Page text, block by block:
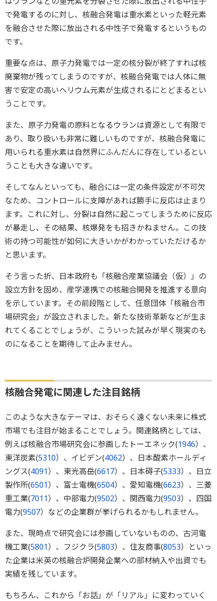
で発電するのに対し、核融合発電は重水素といった軽元素
を融合させた際に放出される中性子で発電するというもの
です。
重要な点は、原子力発電では一定の核分裂が終了すれば核
廃棄物が残ってしまうのですが、核融合発電では人体に無
害で安定の高いヘリウム元素が生成されるにとどまるとい
うことです。
また、原子力発電の原料となるウランは資源として有限で
あり、取り扱いも非常に難しいものですが、核融合発電に
用いられる重水素は自然界にふんだんに存在しているとい
うことも大きな違いです。
そしてなんといっても、融合には一定の条件設定が不可欠
なため、コントロールに支障があれば勝手に反応は止まり
ます。これに対し、分裂は自然に起こってしまうために反応
が暴走し、その結果、核爆発をも招きかねません。この技
術の持つ可能性が如何に大きいかがわかっていただけるか
と思います。
そう言った折、日本政府も「核融合産業協議会（仮）」の
設立方針を固め、産学連携での核融合開発を推進する意向
を示しています。その前段階として、任意団体「核融合市
場研究会」が設立されました。新たな技術革新などが生ま
れてくることでしょうが、こういった試みが早く現実のも
のになることを期待して止みません。
核融合発電に関連した注目銘柄
このような大きなテーマは、おそらく遠くない未来に株式
市場でも注目が始まることでしょう。関連銘柄としては、
例えば核融合市場研究会に参画したトーエネック(1946）、
東洋炭素(5310）、イビデン(4062）、日本酸素ホールディ
ングス(4091）、東光高岳(6617）、日本碍子(5333）、日立
製作所(6501）、富士電機(6504）、愛知電機(6623）、三菱
重工業(7011）、中部電力(9502）、関西電力(9503）、四国
電力(9507）などの企業群が挙げられるかもしれません。
また、現時点で研究会には参画していないものの、古河電
機工業(5801）、フジクラ(5803）、住友商事(8053）といっ
た企業は米英の核融合炉開発企業への部材納入や出資でも
実績を残しています。
もちろん、これから「お話」が「リアル」に変わっていく